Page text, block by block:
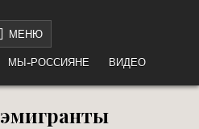
МЕНЮ
МЫ-РОССИЯНЕ ВИДЕО
эмигранты